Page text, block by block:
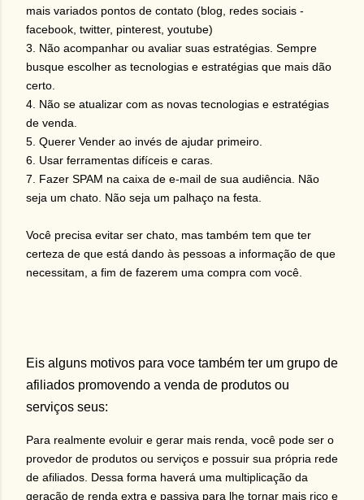
mais variados pontos de contato (blog, redes sociais -
facebook, twitter, pinterest, youtube)
3. Não acompanhar ou avaliar suas estratégias. Sempre
busque escolher as tecnologias e estratégias que mais dão
certo.
4. Não se atualizar com as novas tecnologias e estratégias
de venda.
5. Querer Vender ao invés de ajudar primeiro.
6. Usar ferramentas difíceis e caras.
7. Fazer SPAM na caixa de e-mail de sua audiência. Não
seja um chato. Não seja um palhaço na festa.
Você precisa evitar ser chato, mas também tem que ter
certeza de que está dando às pessoas a informação de que
necessitam, a fim de fazerem uma compra com você.
Eis alguns motivos para voce também ter um grupo de
afiliados promovendo a venda de produtos ou
serviços seus:
Para realmente evoluir e gerar mais renda, você pode ser o
provedor de produtos ou serviços e possuir sua própria rede
de afiliados. Dessa forma haverá uma multiplicação da
geração de renda extra e passiva para lhe tornar mais rico e